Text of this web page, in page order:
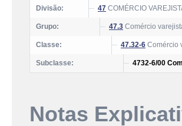
Divisão: 47 COMÉRCIO
Grupo: 47.3 Comércio
Classe: 47.32-6 Comércio
Subclasse: 4732-6/00
Notas